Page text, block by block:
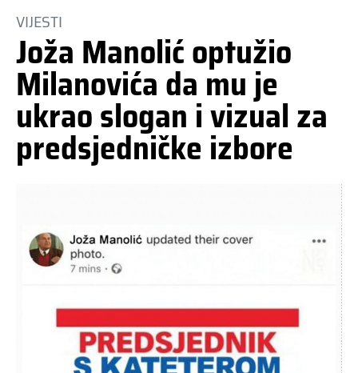
VIJESTI
Joža Manolić optužio
Milanovića da mu je
ukrao slogan i vizual za
predsjedničke izbore